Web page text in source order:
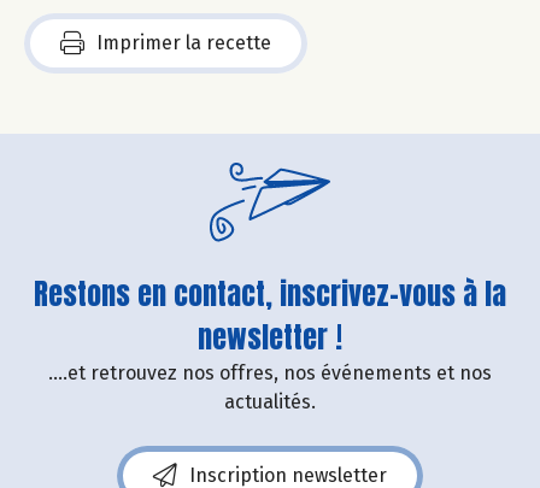
Imprimer la recette
Restons en contact, inscrivez-vous à la
newsletter !
....et retrouvez nos offres, nos événements et nos
actualités.
Inscription newsletter